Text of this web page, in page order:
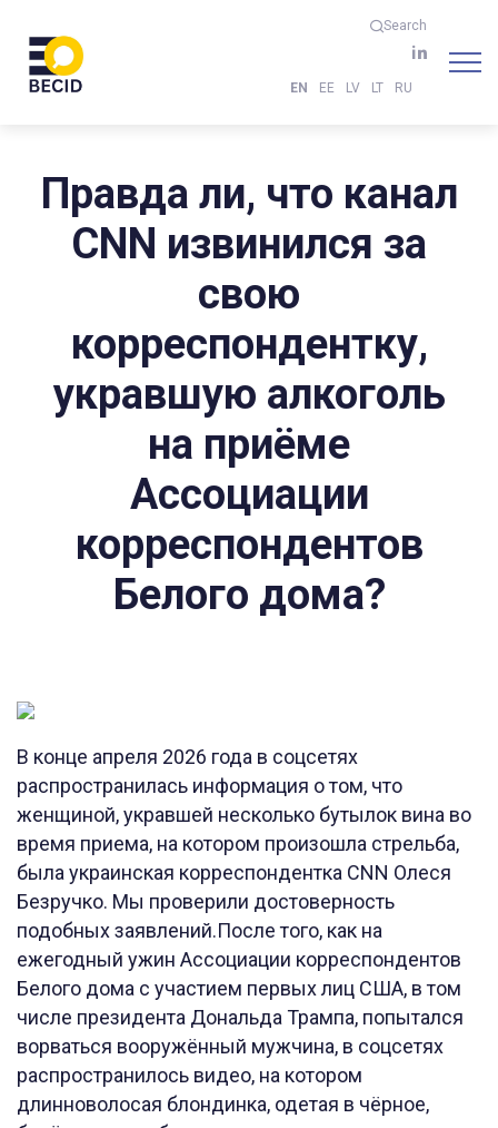
Search
EN EE LV LT RU
Правда ли, что канал
CNN извинился за
свою
корреспондентку,
укравшую алкоголь
на приёме
Ассоциации
корреспондентов
Белого дома?
В конце апреля 2026 года в соцсетях
распространилась информация о том, что
женщиной, укравшей несколько бутылок вина во
время приема, на котором произошла стрельба,
была украинская корреспондентка CNN Олеся
Безручко. Мы проверили достоверность
подобных заявлений.После того, как на
ежегодный ужин Ассоциации корреспондентов
Белого дома с участием первых лиц США, в том
числе президента Дональда Трампа, попытался
ворваться вооружённый мужчина, в соцсетях
распространилось видео, на котором
длинноволосая блондинка, одетая в чёрное,